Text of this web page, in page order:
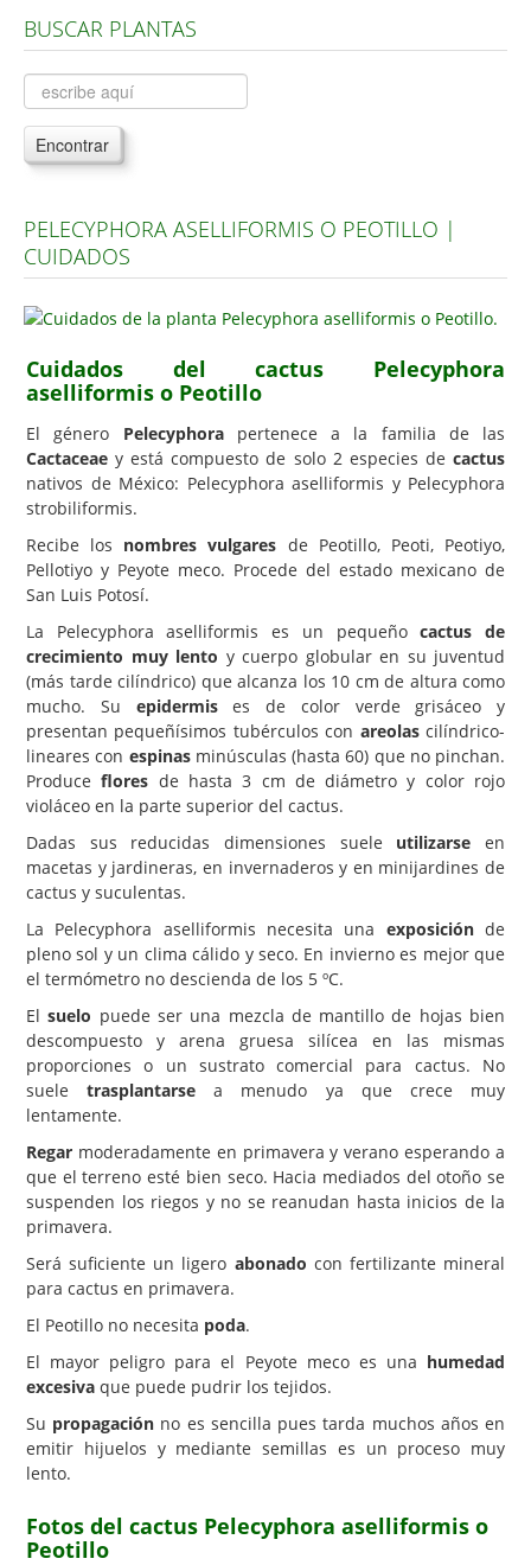
Árboles, Cicas y Palmeras de la G a la Z
Plantas Anuales y Perennes
Plantas Bulbosas y Acuáticas
Plantas de Interior
Plantas Aromáticas y de Huerto
Plantas Carnívoras y Orquídeas
Consejos
Hemisferio Norte
Hemisferio Sur
Enfermedades
Animales
Carencias
Flores y Plantas
Árboles y Palmeras
Arbustos y Trepadoras
Cactus y Suculentas
BUSCAR PLANTAS
Encontrar
PELECYPHORA ASELLIFORMIS O PEOTILLO |
CUIDADOS
Cuidados del cactus Pelecyphora
aselliformis o Peotillo
El género Pelecyphorapertenece a la familia de las
Cactaceae y está compuesto de solo 2 especies de cactus
nativos de México: Pelecyphora aselliformis y Pelecyphora
strobiliformis.
Recibe los nombres vulgares de Peotillo, Peoti, Peotiyo,
Pellotiyo y Peyote meco. Procede del estado mexicano de
San Luis Potosí.
La Pelecyphora aselliformis es un pequeñocactus de
crecimiento muy lento y cuerpo globular en su juventud
(más tarde cilíndrico) que alcanza los 10 cm de altura como
mucho. Su epidermises de color verde grisáceo y
presentan pequeñísimos tubérculos con areolascilíndrico-
lineares con espinasminúsculas (hasta 60) que no pinchan.
Produceflores de hasta 3 cm de diámetro y color rojo
violáceo en la parte superior del cactus.
Dadas sus reducidas dimensiones suele utilizarse en
macetas y jardineras, en invernaderos y en minijardines de
cactus y suculentas.
La Pelecyphora aselliformis necesita una exposiciónde
pleno sol y un clima cálido y seco. En invierno es mejor que
el termómetro no descienda de los 5 ºC.
Elsuelo puede ser una mezcla de mantillo de hojas bien
descompuesto y arena gruesa silícea en las mismas
proporciones o un sustrato comercial para cactus. No
sueletrasplantarse a menudo ya que crece muy
lentamente.
Regar moderadamente en primavera y verano esperando a
que el terreno esté bien seco. Hacia mediados del otoño se
suspenden los riegos y no se reanudan hasta inicios de la
primavera.
Será suficiente un ligero abonado con fertilizante mineral
para cactus en primavera.
El Peotillo no necesita poda.
El mayor peligro para el Peyote meco es una humedad
excesiva que puede pudrir los tejidos.
Su propagación no es sencilla pues tarda muchos años en
emitir hijuelos y mediante semillas es un proceso muy
lento.
Fotos del cactus Pelecyphora aselliformis o
Peotillo